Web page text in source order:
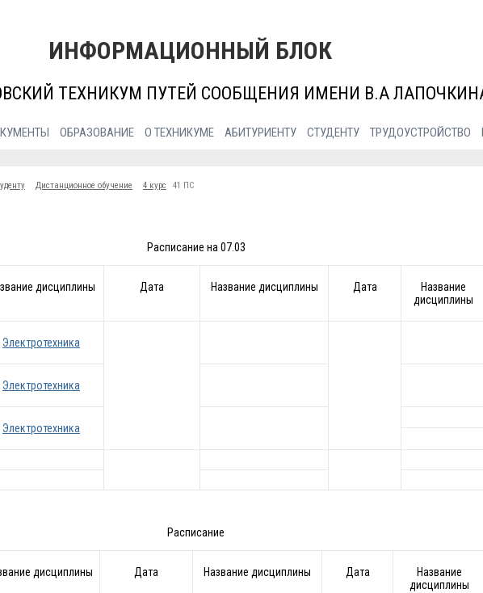
ИНФОРМАЦИОННЫЙ БЛОК
ТЕХНИКУМ ПУТЕЙ СООБЩЕНИЯ ИМЕНИ В.А
ОБРАЗОВАНИЕ О ТЕХНИКУМЕ АБИТУРИЕНТУ СТУДЕНТУ ТРУДОУСТРОЙСТВО
Дистанционное обучение 4 курс 41 ПС
Расписание на 07.03
дисциплины Дата Название дисциплины Дата
Название
дисциплины
Электротехника
Электротехника
Электротехника
Расписание
дисциплины Дата Название дисциплины Дата
Название
дисциплины